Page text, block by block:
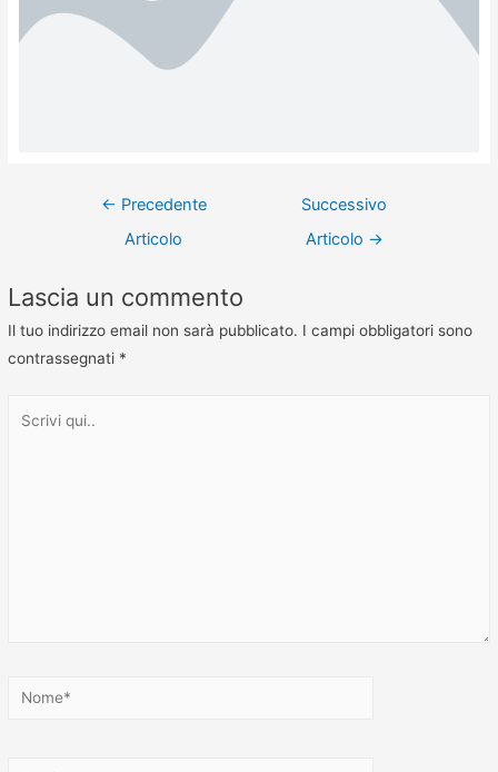
← Precedente
Articolo
Successivo
Articolo →
Lascia un commento
Il tuo indirizzo email non sarà pubblicato. I campi obbligatori sono
contrassegnati *